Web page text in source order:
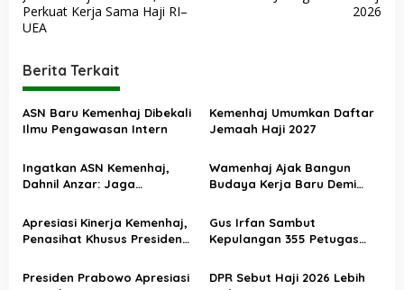
i
a
s
i
o
s
Perkuat Kerja Sama Haji RI–
UEA
2026
Berita Terkait
ASN Baru Kemenhaj Dibekali
Ilmu Pengawasan Intern
Kemenhaj Umumkan Daftar
Jemaah Haji 2027
Ingatkan ASN Kemenhaj,
Dahnil Anzar: Jaga
Menjadikan Jemaah
sebagai Komoditas
Wamenhaj Ajak Bangun
Budaya Kerja Baru Demi
Jemaah
Apresiasi Kinerja Kemenhaj,
Penasihat Khusus Presiden
Penyelenggaraan Haji
Gus Irfan Sambut
Kepulangan 355 Petugas
Presiden Prabowo Apresiasi
DPR Sebut Haji 2026 Lebih